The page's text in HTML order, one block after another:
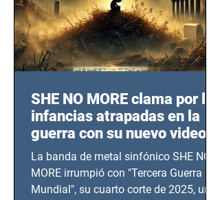
SHE NO MORE clama por las
infancias atrapadas en la
guerra con su nuevo video
TERCERA GUERRA
MUNDIAL
La banda de metal sinfónico SHE NO
MORE irrumpió con "Tercera Guerra
Mundial", su cuarto corte de 2025, un